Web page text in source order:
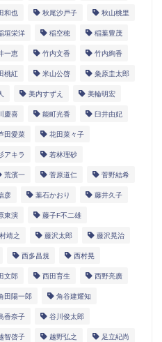
和也 秋尾沙戸子 秋山桃里
垣栄洋 稲空穂 稲葉豊茂
一恵 竹内文香 竹内絢香
桃紅 米山公啓 粂原圭太郎
美内すずえ 美輪明宏
慶喜 能町光香 臼井由妃
田愛菜 花田菜々子
アキラ 若林理砂
荒濱一 菅原道仁 菅野結希
彦 葉石かおり 藤井久子
東演 藤子F不二雄
靖之 藤沢太郎 藤沢晃治
西多昌規 西村晃
文郎 西田育生 西野亮廣
田陽一郎 角谷建耀知
香奈子 谷川俊太郎
智啓子 越野弘之 足立紀尚